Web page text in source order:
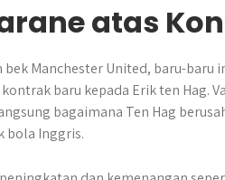
atas
bek Manchester United, baru-
baru kepada Erik ten Hag.
bagaimana Ten Hag
bola Inggris.